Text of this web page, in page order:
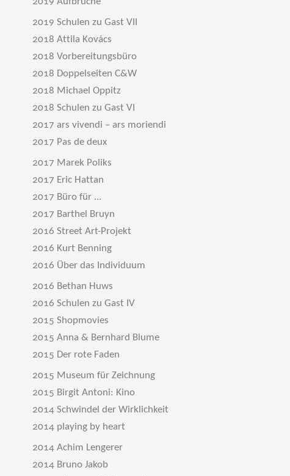
2019 Schulen zu Gast VII
2018 Attila Kovács
2018 Vorbereitungsbüro
2018 Doppelseiten C&W
2018 Michael Oppitz
2018 Schulen zu Gast VI
2017 ars vivendi – ars moriendi
2017 Pas de deux
2017 Marek Poliks
2017 Eric Hattan
2017 Büro für ...
2017 Barthel Bruyn
2016 Street Art-Projekt
2016 Kurt Benning
2016 Über das Individuum
2016 Bethan Huws
2016 Schulen zu Gast IV
2015 Shopmovies
2015 Anna & Bernhard Blume
2015 Der rote Faden
2015 Museum für Zeichnung
2015 Birgit Antoni: Kino
2014 Schwindel der Wirklichkeit
2014 playing by heart
2014 Achim Lengerer
2014 Bruno Jakob